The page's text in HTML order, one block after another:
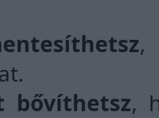
,
bővíthetsz,